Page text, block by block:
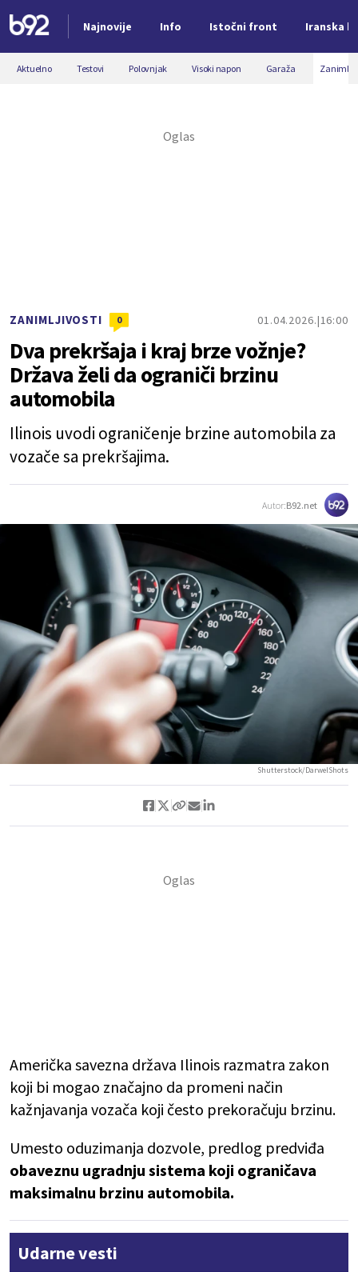
Najnovije Info Istočni front Iranska
Nova vest
Aktuelno Testovi Polovnjak Visoki napon Garaža
ZANIMLJIVOSTI 0 01.04.2026. 16:00
Dva prekršaja i kraj brze vožnje?
Država želi da ograniči brzinu
automobila
Ilinois uvodi ograničenje brzine automobila za
vozače sa prekršajima.
Autor:B92.net
Shutterstock/DarwelShots
Američka savezna država Ilinois razmatra zakon
koji bi mogao značajno da promeni način
kažnjavanja vozača koji često prekoračuju brzinu.
Umesto oduzimanja dozvole, predlog predviđa
obaveznu ugradnju sistema koji ograničava
maksimalnu brzinu automobila.
Udarne vesti